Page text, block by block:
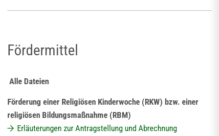
Fördermittel
Alle Dateien
Förderung einer Religiösen Kinderwoche (RKW) bzw. einer
religiösen Bildungsmaßnahme (RBM)
Erläuterungen zur Antragstellung und Abrechnung